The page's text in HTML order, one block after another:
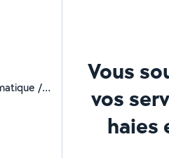
Vous
vos
haies